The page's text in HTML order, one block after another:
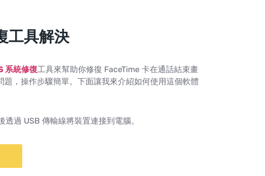
工具解決
系統修復工具來幫助你修復 FaceTime 卡在通話結束畫
，操作步驟簡單。下面讓我來介紹如何使用這個軟體
過 USB 傳輸線將裝置連接到電腦。